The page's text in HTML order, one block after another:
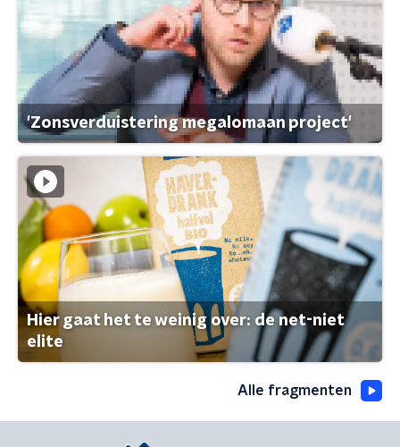
'Zonsverduistering megalomaan project'
Hier gaat het te weinig over: de net-niet
elite
Alle fragmenten